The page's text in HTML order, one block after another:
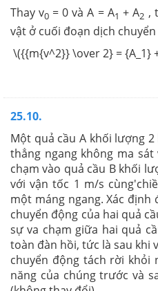
Thay v0 = 0 và A = A1 + A2 ,
vật ở cuối đoạn dịch chuyển
\({{m{v^2}} \over 2} = {A_1}
25.10.
Một quả cầu A khối lượng
thẳng ngang không ma
chạm vào quả cầu B khối
với vận tốc 1 m/s
một máng ngang. Xác định
chuyển động của hai quả
sự va chạm giữa hai quả
toàn đàn hồi, tức là sau khi
chuyển động tách rời khỏi
năng của chúng trước và